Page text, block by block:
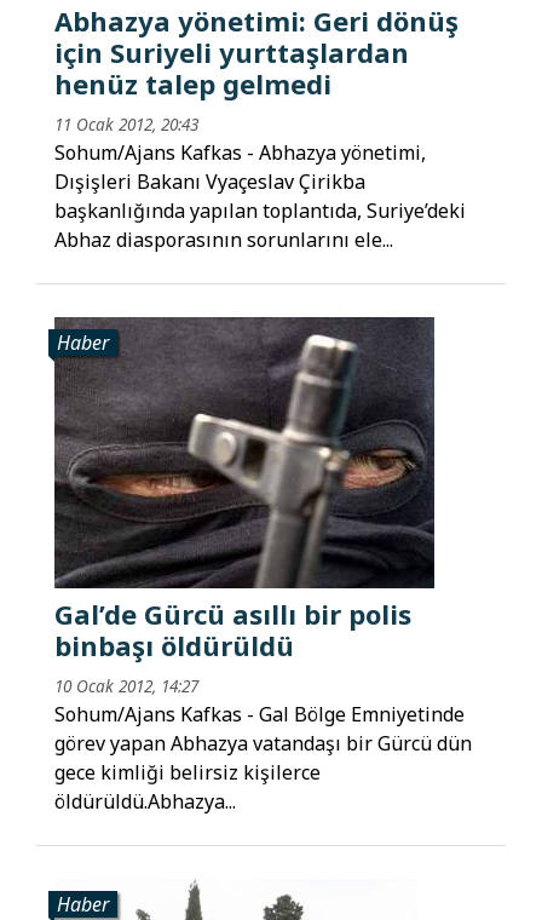
Abhazya yönetimi: Geri dönüş
için Suriyeli yurttaşlardan
henüz talep gelmedi
11 Ocak 2012, 20:43
Sohum/Ajans Kafkas - Abhazya yönetimi,
Dışişleri Bakanı Vyaçeslav Çirikba
başkanlığında yapılan toplantıda, Suriye’deki
Abhaz diasporasının sorunlarını ele...
Haber
Gal’de Gürcü asıllı bir polis
binbaşı öldürüldü
10 Ocak 2012, 14:27
Sohum/Ajans Kafkas - Gal Bölge Emniyetinde
görev yapan Abhazya vatandaşı bir Gürcü dün
gece kimliği belirsiz kişilerce
öldürüldü.Abhazya...
Haber